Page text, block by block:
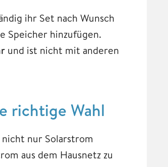
ihr Set nach Wunsch
Speicher hinzufügen.
und ist nicht mit anderen
richtige Wahl
nicht nur Solarstrom
aus dem Hausnetz zu